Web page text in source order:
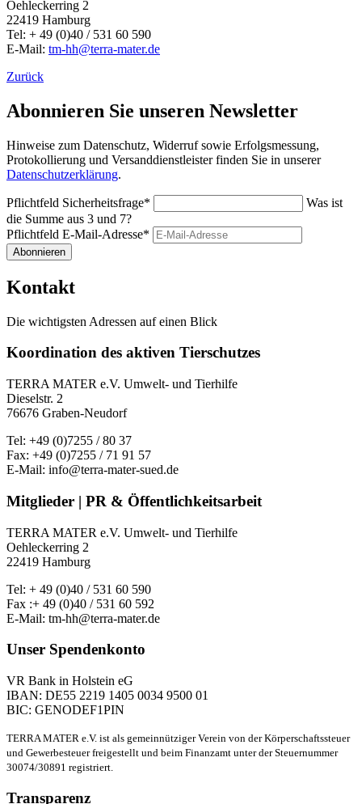
Oehleckerring 2
22419 Hamburg
Tel: + 49 (0)40 / 531 60 590
E-Mail: tm-hh@terra-mater.de
Zurück
Abonnieren Sie unseren Newsletter
Hinweise zum Datenschutz, Widerruf sowie Erfolgsmessung,
Protokollierung und Versanddienstleister finden Sie in unserer
Datenschutzerklärung.
Pflichtfeld Sicherheitsfrage*
Was ist
die Summe aus 3 und 7?
Pflichtfeld E-Mail-Adresse*
Abonnieren
Kontakt
Die wichtigsten Adressen auf einen Blick
Koordination des aktiven Tierschutzes
TERRA MATER e.V. Umwelt- und Tierhilfe
Dieselstr. 2
76676 Graben-Neudorf
Tel: +49 (0)7255 / 80 37
Fax: +49 (0)7255 / 71 91 57
E-Mail: info@terra-mater-sued.de
Mitglieder | PR & Öffentlichkeitsarbeit
TERRA MATER e.V. Umwelt- und Tierhilfe
Oehleckerring 2
22419 Hamburg
Tel: + 49 (0)40 / 531 60 590
Fax :+ 49 (0)40 / 531 60 592
E-Mail: tm-hh@terra-mater.de
Unser Spendenkonto
VR Bank in Holstein eG
IBAN: DE55 2219 1405 0034 9500 01
BIC: GENODEF1PIN
TERRA MATER e.V. ist als gemeinnütziger Verein von der Körperschaftssteuer
und Gewerbesteuer freigestellt und beim Finanzamt unter der Steuernummer
30074/30891 registriert.
Transparenz